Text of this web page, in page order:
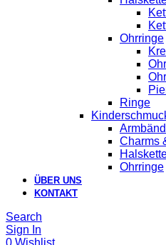
Ohrringe
Ringe
Charms
Ohrringe
ÜBER UNS
KONTAKT
Search
Sign In
0 Wishlist